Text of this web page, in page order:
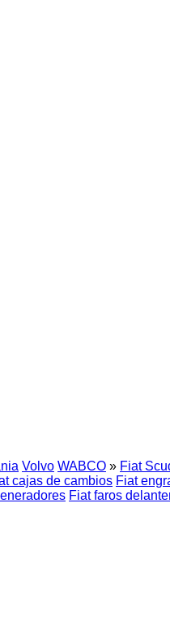
Volvo WABCO » Fiat
cajas de cambios Fiat
Fiat faros